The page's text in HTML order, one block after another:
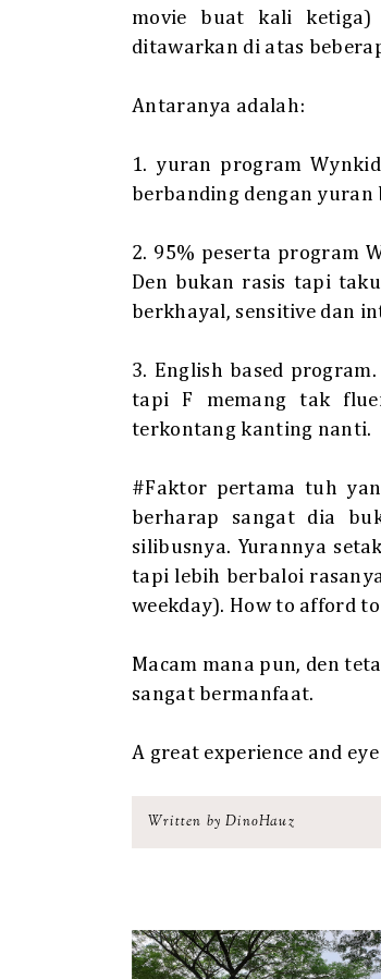
movie buat kali
ditawarkan di atas
Antaranya adalah:
1. yuran program
berbanding dengan yuran
2. 95% peserta program
Den bukan rasis tapi
berkhayal, sensitive dan
3. English based
tapi F memang tak
terkontang kanting nanti.
#Faktor pertama tuh
berharap sangat dia
silibusnya. Yurannya
tapi lebih berbaloi
weekday). How to afford
Macam mana pun, den
sangat bermanfaat.
A great experience and
Written by DinoHauz